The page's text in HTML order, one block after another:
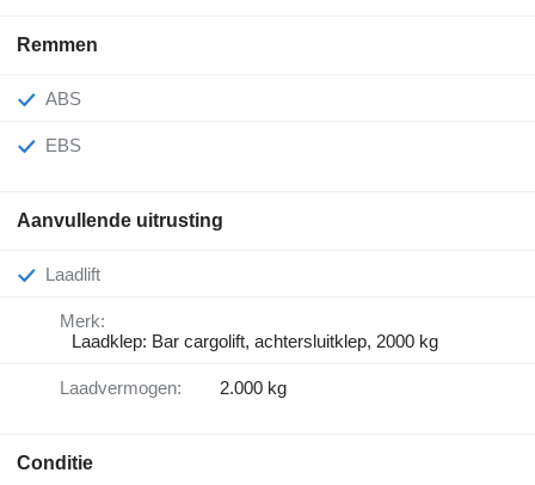
Remmen
ABS
EBS
Aanvullende uitrusting
Laadlift
Merk:
Laadklep: Bar cargolift, achtersluitklep, 2000 kg
Laadvermogen: 2.000 kg
Conditie